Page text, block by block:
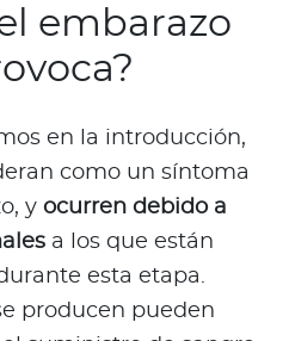
embarazo
en la introducción,
como un síntoma
y ocurren debido a
a los que están
esta etapa.
producen pueden